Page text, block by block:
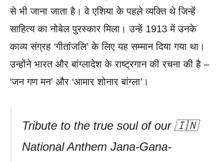
से भी जाना जाता है। वे एशिया के पहले व्यक्ति थे जिन्हें
साहित्य का नोबेल पुरस्कार मिला। उन्हें 1913 में उनके
काव्य संग्रह ‘गीतांजलि’ के लिए यह सम्मान दिया गया था।
उन्होंने भारत और बांग्लादेश के राष्ट्रगान की रचना की है –
‘जन गण मन’ और ‘आमार शोनार बांग्ला’।
Tribute to the true soul of our 🇮🇳
National Anthem Jana-Gana-